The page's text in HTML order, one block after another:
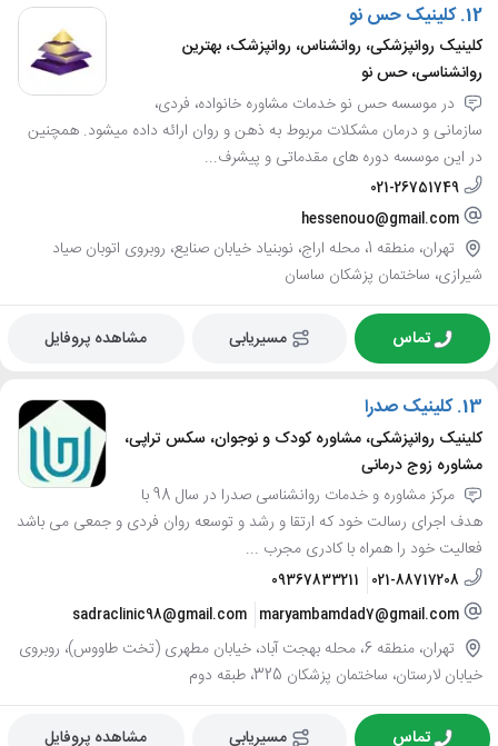
12. کلینیک حس نو
کلینیک روانپزشکی، روانشناس، روانپزشک، بهترین
روانشناسی، حس نو
در موسسه حس نو خدمات مشاوره خانواده، فردی،
سازمانی و درمان مشکلات مربوط به ذهن و روان ارائه داده میشود. همچنین
در این موسسه دوره های مقدماتی و پیشرف...
021-26751749
hessenouo@gmail.com
تهران، منطقه 1، محله اراج، نوبنیاد خیابان صنایع، روبروی اتوبان صیاد
شیرازی، ساختمان پزشکان ساسان
تماس مسیریابی مشاهده پروفایل
13. کلینیک صدرا
کلینیک روانپزشکی، مشاوره کودک و نوجوان، سکس تراپی،
مشاوره زوج درمانی
مرکز مشاوره و خدمات روانشناسی صدرا در سال 98 با
هدف اجرای رسالت خود که ارتقا و رشد و توسعه روان فردی و جمعی می باشد
فعالیت خود را همراه با کادری مجرب ...
021-88717208
09367833211
maryambamdad7@gmail.com
sadraclinic98@gmail.com
تهران، منطقه 6، محله بهجت آباد، خیابان مطهری (تخت طاووس)، روبروی
خیابان لارستان، ساختمان پزشکان 325، طبقه دوم
تماس مسیریابی مشاهده پروفایل